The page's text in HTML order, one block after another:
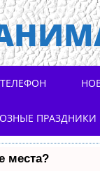
ПРАЗДНИКИ
места?